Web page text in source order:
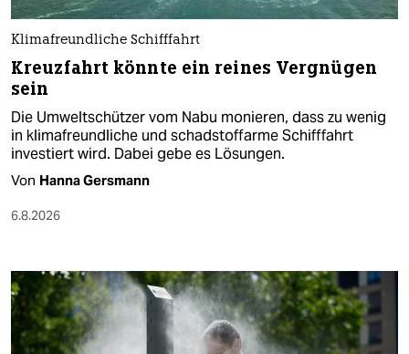
Klimafreundliche Schifffahrt
Kreuzfahrt könnte ein reines Vergnügen
sein
Die Umweltschützer vom Nabu monieren, dass zu wenig
in klimafreundliche und schadstoffarme Schifffahrt
investiert wird. Dabei gebe es Lösungen.
Von Hanna Gersmann
6.8.2026